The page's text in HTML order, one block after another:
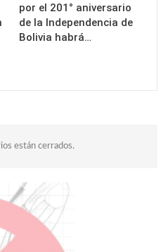
por el 201° aniversario
de la Independencia de
Bolivia habrá…
están cerrados.